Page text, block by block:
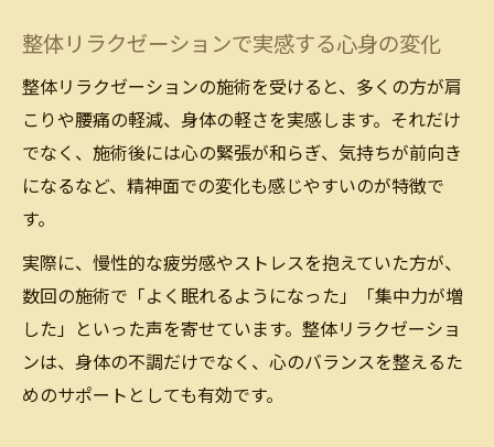
整体リラクゼーションで実感する心身の変化
整体リラクゼーションの施術を受けると、多くの方が肩
こりや腰痛の軽減、身体の軽さを実感します。それだけ
でなく、施術後には心の緊張が和らぎ、気持ちが前向き
になるなど、精神面での変化も感じやすいのが特徴で
す。
実際に、慢性的な疲労感やストレスを抱えていた方が、
数回の施術で「よく眠れるようになった」「集中力が増
した」といった声を寄せています。整体リラクゼーショ
ンは、身体の不調だけでなく、心のバランスを整えるた
めのサポートとしても有効です。